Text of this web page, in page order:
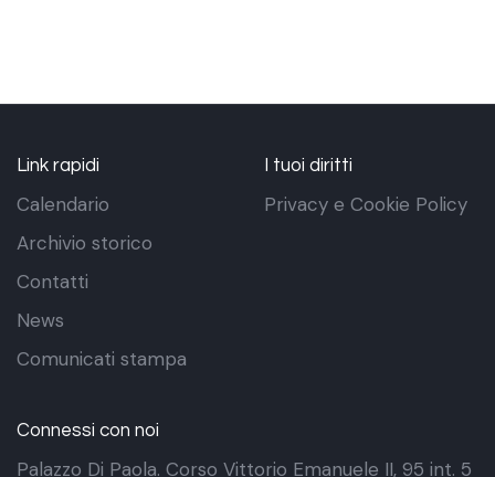
Link rapidi
Calendario
Archivio storico
Contatti
News
Comunicati stampa
I tuoi diritti
Privacy e Cookie Policy
Connessi con noi
Palazzo Di Paola. Corso Vittorio Emanuele II, 95 int. 5